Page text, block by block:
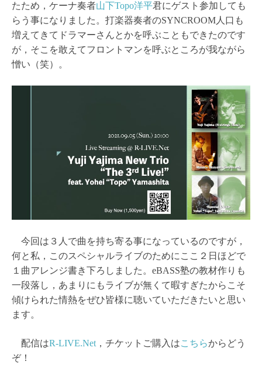
たため，ケーナ奏者山下Topo洋平君にゲスト参加しても
らう事になりました。打楽器奏者のSYNCROOM人口も
増えてきてドラマーさんとかを呼ぶこともできたのです
が，そこを敢えてフロントマンを呼ぶところが我ながら
憎い（笑）。
今回は３人で曲を持ち寄る事になっているのですが，
何と私，このスペシャルライブのためにここ２日ほどで
１曲アレンジ書き下ろしました。eBASS塾の教材作りも
一段落し，あまりにもライブが無くて暇すぎたからこそ
傾けられた情熱をぜひ皆様に聴いていただきたいと思い
ます。
配信はR-LIVE.Net，チケットご購入はこちらからどう
ぞ！